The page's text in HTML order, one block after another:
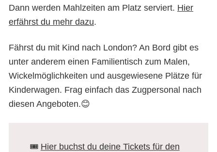
Dann werden Mahlzeiten am Platz serviert. Hier
erfährst du mehr dazu.
Fährst du mit Kind nach London? An Bord gibt es
unter anderem einen Familientisch zum Malen,
Wickelmöglichkeiten und ausgewiesene Plätze für
Kinderwagen. Frag einfach das Zugpersonal nach
diesen Angeboten.😊
🎟️ Hier buchst du deine Tickets für den